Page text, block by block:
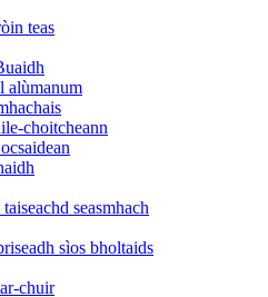
teas
alùmanum
choitcheann
seasmhach
sìos bholtaids
chuir